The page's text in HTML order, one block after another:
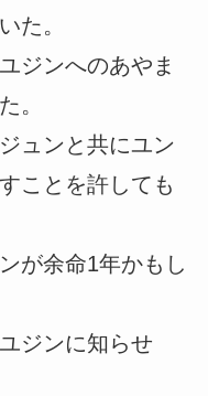
た。
ジンへのあやま
。
ュンと共にユン
ことを許しても
が余命1年かもし
ジンに知らせ